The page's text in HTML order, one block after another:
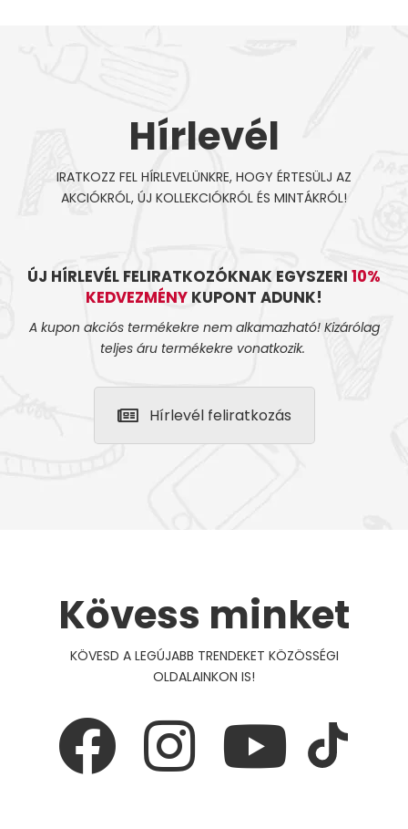
Hírlevél
IRATKOZZ FEL HÍRLEVELÜNKRE, HOGY ÉRTESÜLJ AZ
AKCIÓKRÓL, ÚJ KOLLEKCIÓKRÓL ÉS MINTÁKRÓL!
ÚJ HÍRLEVÉL FELIRATKOZÓKNAK EGYSZERI 10%
KEDVEZMÉNY KUPONT ADUNK!
A kupon akciós termékekre nem alkamazható! Kizárólag
teljes áru termékekre vonatkozik.
Hírlevél feliratkozás
Kövess minket
KÖVESD A LEGÚJABB TRENDEKET KÖZÖSSÉGI
OLDALAINKON IS!